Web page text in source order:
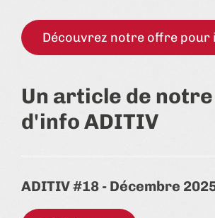
Découvrez notre offre pour
Un article de
d'info ADITIV
ADITIV #18 - Décembre